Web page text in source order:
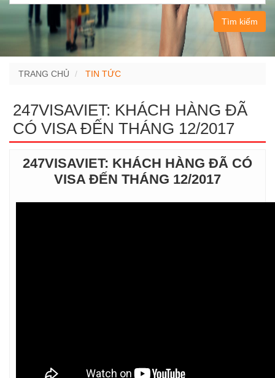
Tìm kiếm
TRANG CHỦ TIN TỨC
247VISAVIET: KHÁCH HÀNG ĐÃ
CÓ VISA ĐẾN THÁNG 12/2017
247VISAVIET: KHÁCH HÀNG ĐÃ CÓ
VISA ĐẾN THÁNG 12/2017